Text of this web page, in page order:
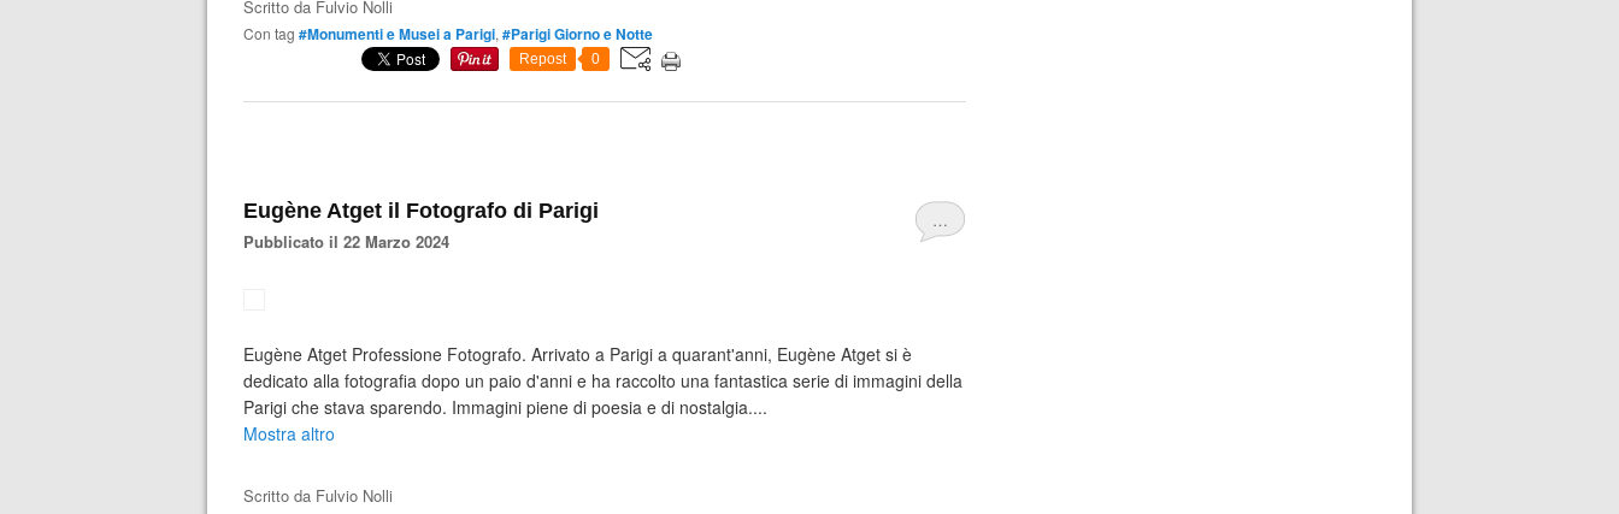
Scritto da Fulvio Nolli
Con tag #Monumenti e Musei a Parigi, #Parigi Giorno e Notte
Repost 0
…
Eugène Atget il Fotografo di Parigi
Pubblicato il 22 Marzo 2024
Eugène Atget Professione Fotografo. Arrivato a Parigi a quarant'anni, Eugène Atget si è
dedicato alla fotografia dopo un paio d'anni e ha raccolto una fantastica serie di immagini della
Parigi che stava sparendo. Immagini piene di poesia e di nostalgia....
Mostra altro
Scritto da Fulvio Nolli